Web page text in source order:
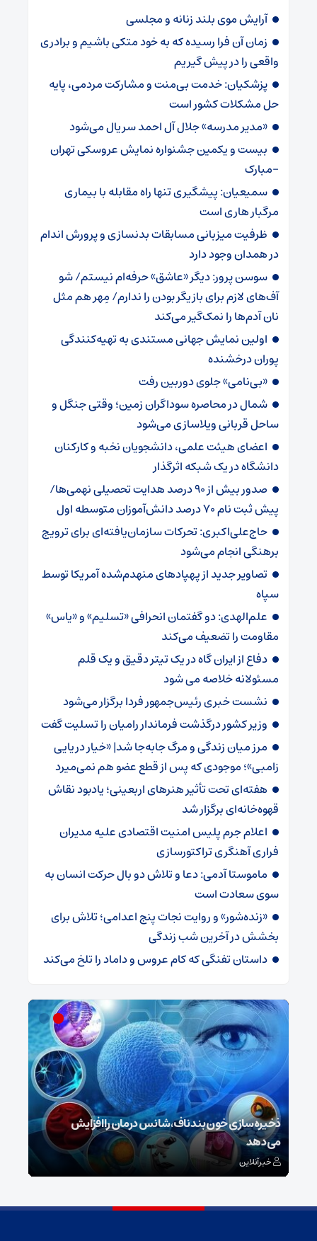
آرایش موی بلند زنانه و مجلسی
زمان آن فرا رسیده که به خود متکی باشیم و برادری
واقعی را در پیش گیریم
پزشکیان: خدمت بی‌منت و مشارکت مردمی، پایه
حل مشکلات کشور است
«مدیر مدرسه» جلال آل احمد سریال می‌شود
بیست و یکمین جشنواره نمایش عروسکی تهران
-مبارک
سمیعیان: پیشگیری تنها راه مقابله با بیماری
مرگبار هاری است
ظرفیت میزبانی مسابقات بدنسازی و پرورش اندام
در همدان وجود دارد
سوسن پرور: دیگر «عاشق» حرفه‌ام نیستم/ شو
آف‌های لازم برای بازیگر بودن را ندارم/ مِهر هم مثل
نان آدم‌ها را نمک‌گیر می‌کند
اولین نمایش جهانی مستندی به تهیه‌کنندگی
پوران درخشنده
«بی‌نامی» جلوی دوربین رفت
شمال در محاصره سوداگران زمین؛ وقتی جنگل و
ساحل قربانی ویلاسازی می‌شود
اعضای هیئت علمی، دانشجویان نخبه و کارکنان
دانشگاه در یک شبکه‌ اثرگذار
صدور بیش از ۹۰ درصد هدایت تحصیلی نهمی‌ها/
پیش ثبت نام ۷۰ درصد دانش‌آموزان متوسطه اول
حاج‌علی‌اکبری: تحرکات سازمان‌یافته‌ای برای ترویج
برهنگی انجام می‌شود
تصاویر جدید از پهپادهای منهدم‌شده آمریکا توسط
سپاه
علم‌الهدی: دو گفتمان انحرافی «تسلیم» و «یاس»
مقاومت را تضعیف می‌کند
دفاع از ایران گاه در یک تیتر دقیق و یک قلم
مسئولانه خلاصه می شود
نشست خبری رئیس‌جمهور فردا برگزار می‌شود
وزیر کشور درگذشت فرماندار رامیان را تسلیت گفت
مرز میان زندگی و مرگ جابه‌جا شد| «خیار دریایی
زامبی»؛ موجودی که پس از قطع عضو هم نمی‌میرد
هفته‌ای تحت تأثیر هنرهای اربعینی؛ یادبود نقاش
قهوه‌خانه‌ای برگزار شد
اعلام جرم پلیس امنیت اقتصادی علیه مدیران
فراری آهنگری تراکتورسازی
ماموستا آدمی: دعا و تلاش دو بال حرکت انسان به
سوی سعادت است
«زنده‌شور» و روایت نجات پنج اعدامی؛ تلاش برای
بخشش در آخرین شب زندگی
داستان تفنگی که کام عروس و داماد را تلخ می‌کند
ذخیره‌سازی خون بند ناف، شانس درمان را افزایش
می‌دهد
خبرآنلاین